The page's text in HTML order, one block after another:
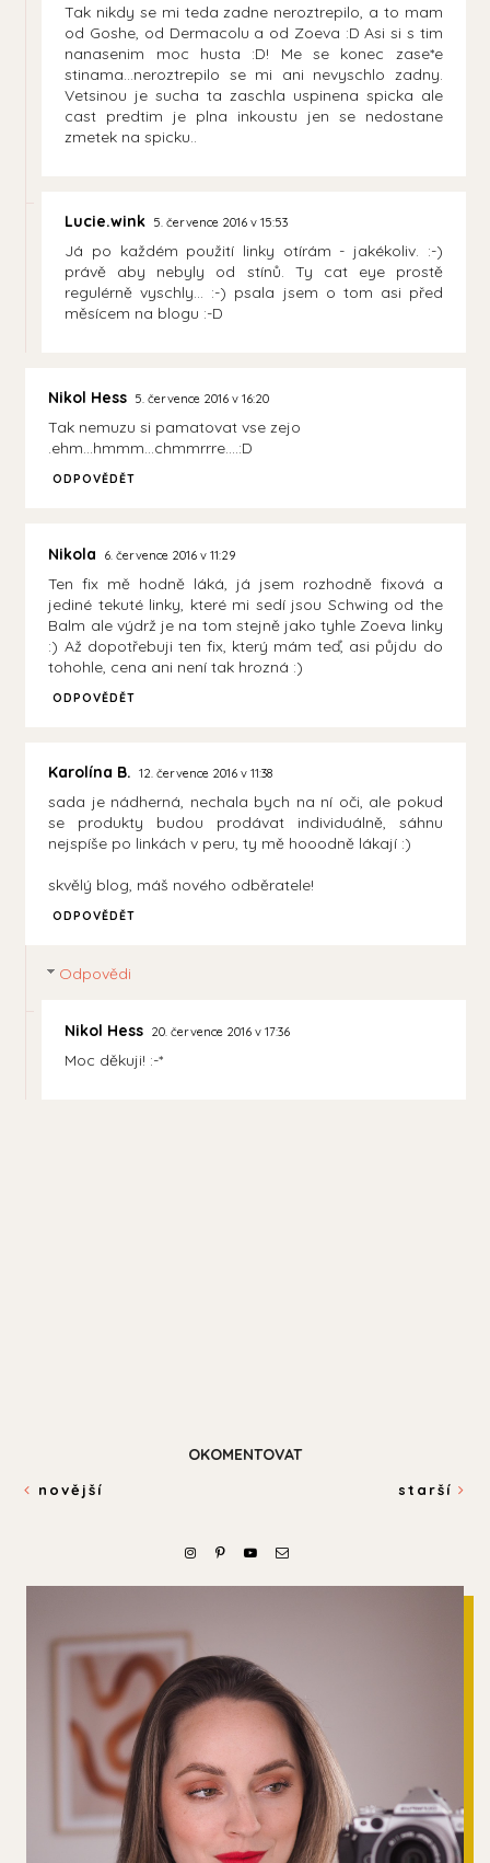
Tak nikdy se mi teda zadne neroztrepilo, a to mam
od Goshe, od Dermacolu a od Zoeva :D Asi si s tim
nanasenim moc husta :D! Me se konec zase*e
stinama...neroztrepilo se mi ani nevyschlo zadny.
Vetsinou je sucha ta zaschla uspinena spicka ale
cast predtim je plna inkoustu jen se nedostane
zmetek na spicku..
Lucie.wink 5. července 2016 v 15:53
Já po každém použití linky otírám - jakékoliv. :-)
právě aby nebyly od stínů. Ty cat eye prostě
regulérně vyschly... :-) psala jsem o tom asi před
měsícem na blogu :-D
Nikol Hess 5. července 2016 v 16:20
Tak nemuzu si pamatovat vse zejo
.ehm...hmmm...chmmrrre....:D
ODPOVĚDĚT
Nikola 6. července 2016 v 11:29
Ten fix mě hodně láká, já jsem rozhodně fixová a
jediné tekuté linky, které mi sedí jsou Schwing od the
Balm ale výdrž je na tom stejně jako tyhle Zoeva linky
:) Až dopotřebuji ten fix, který mám teď, asi půjdu do
tohohle, cena ani není tak hrozná :)
ODPOVĚDĚT
Karolína B. 12. července 2016 v 11:38
sada je nádherná, nechala bych na ní oči, ale pokud
se produkty budou prodávat individuálně, sáhnu
nejspíše po linkách v peru, ty mě hooodně lákají :)
skvělý blog, máš nového odběratele!
ODPOVĚDĚT
Odpovědi
Nikol Hess 20. července 2016 v 17:36
Moc děkuji! :-*
OKOMENTOVAT
novější starší